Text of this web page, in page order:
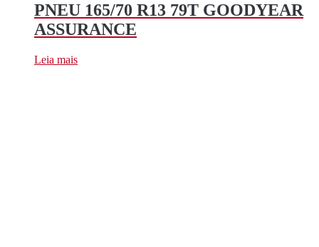
PNEU 165/70 R13 79T GOODYEAR
ASSURANCE
Leia mais